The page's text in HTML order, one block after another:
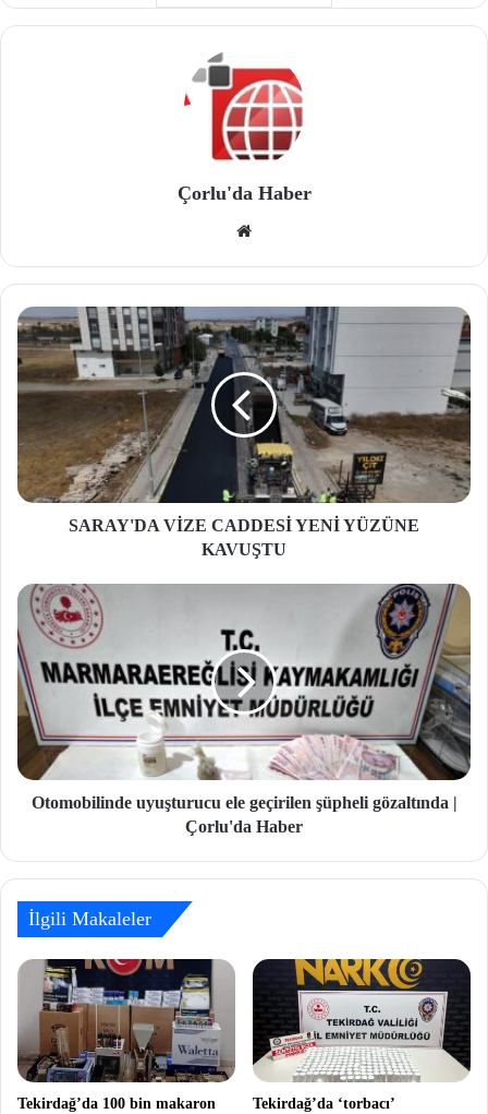
Çorlu'da Haber
site
si
SARAY'DA VİZE CADDESİ YENİ YÜZÜNE
KAVUŞTU
Otomobilinde uyuşturucu ele geçirilen şüpheli gözaltında |
Çorlu'da Haber
İlgili Makaleler
Tekirdağ’da 100 bin makaron
Tekirdağ’da ‘torbacı’